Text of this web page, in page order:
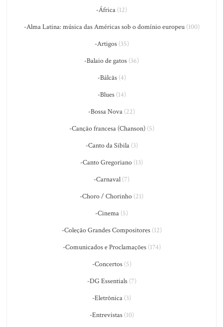
-África (12)
-Alma Latina: música das Américas sob o domínio europeu(100)
-Artigos(35)
-Balaio de gatos (36)
-Bálcãs(4)
-Blues(14)
-Bossa Nova (22)
-Canção francesa (Chanson)(5)
-Canto da Sibila(3)
-Canto Gregoriano (13)
-Carnaval (7)
-Choro / Chorinho (21)
-Cinema (5)
-Coleção Grandes Compositores(12)
-Comunicados e Proclamações(174)
-Concertos(5)
-DG Essentials(7)
-Eletrônica (3)
-Entrevistas(10)